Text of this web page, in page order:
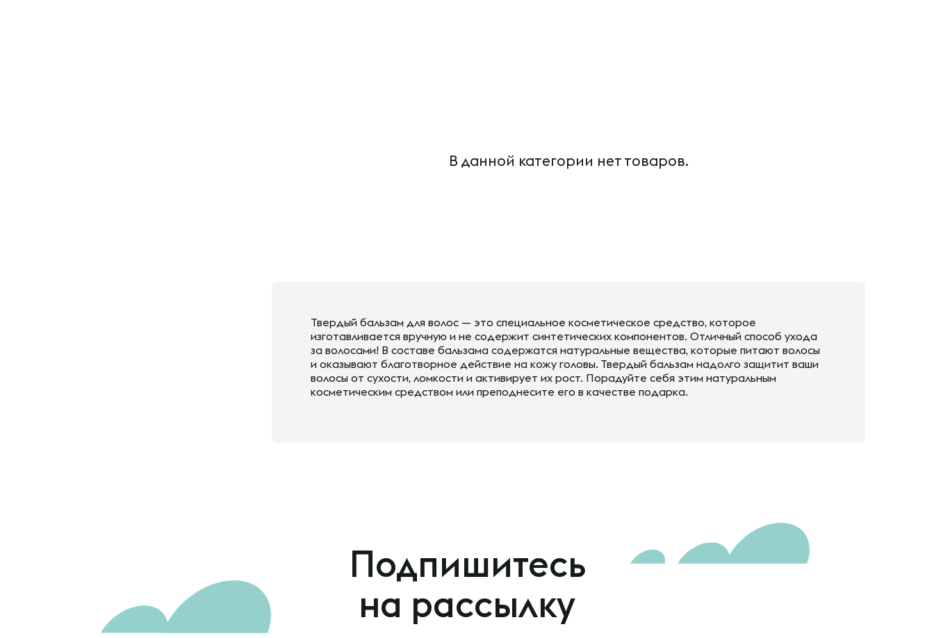
В данной категории нет товаров.
Твердый бальзам для волос — это специальное косметическое средство, которое
изготавливается вручную и не содержит синтетических компонентов. Отличный способ ухода
за волосами! В составе бальзама содержатся натуральные вещества, которые питают волосы
и оказывают благотворное действие на кожу головы. Твердый бальзам надолго защитит ваши
волосы от сухости, ломкости и активирует их рост. Порадуйте себя этим натуральным
косметическим средством или преподнесите его в качестве подарка.
Подпишитесь
на рассылку